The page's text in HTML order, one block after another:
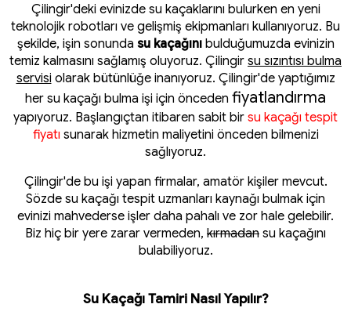
Çilingir'deki evinizde su kaçaklarını bulurken en yeni
teknolojik robotları ve gelişmiş ekipmanları kullanıyoruz. Bu
şekilde, işin sonunda su kaçağınıbulduğumuzda evinizin
temiz kalmasını sağlamış oluyoruz. Çilingir su sızıntısı bulma
servisi olarak bütünlüğe inanıyoruz. Çilingir'de yaptığımız
her su kaçağı bulma işi için önceden fiyatlandırma
yapıyoruz. Başlangıçtan itibaren sabit bir su kaçağı tespit
fiyatı sunarak hizmetin maliyetini önceden bilmenizi
sağlıyoruz.
Çilingir'de bu işi yapan firmalar, amatör kişiler mevcut.
Sözde su kaçağı tespit uzmanları kaynağı bulmak için
evinizi mahvederse işler daha pahalı ve zor hale gelebilir.
Biz hiç bir yere zarar vermeden, kırmadan su kaçağını
bulabiliyoruz.
Su Kaçağı Tamiri Nasıl Yapılır?